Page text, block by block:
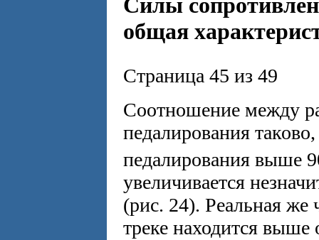
Силы
общая
Страница 45 из 49
Соотношение между
педалирования
педалирования выше
увеличивается
(рис. 24). Реальная же
треке находится